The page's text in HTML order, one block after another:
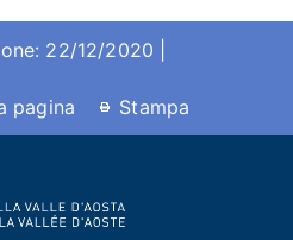
22/12/2020 |
pagina Stampa